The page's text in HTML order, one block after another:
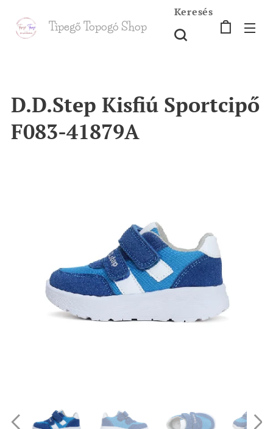
Tipegő Topogó Shop
Keresés
D.D.Step Kisfiú Sportcipő
F083-41879A